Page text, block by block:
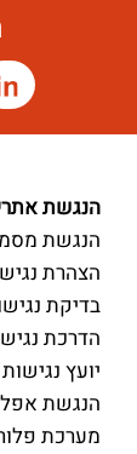
הנגשת
הנגשת
הצהרת
בדיקת
הדרכת
יועץ נגישות
הנגשת
מערכת